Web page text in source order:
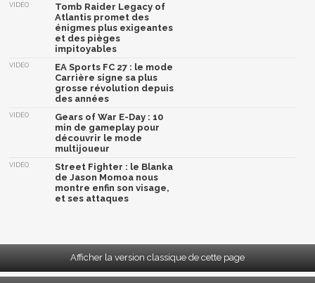
VIDÉO
Tomb Raider Legacy of
Atlantis promet des
énigmes plus exigeantes
et des pièges
impitoyables
VIDÉO
EA Sports FC 27 : le mode
Carrière signe sa plus
grosse révolution depuis
des années
VIDÉO
Gears of War E-Day : 10
min de gameplay pour
découvrir le mode
multijoueur
VIDÉO
Street Fighter : le Blanka
de Jason Momoa nous
montre enfin son visage,
et ses attaques
Afficher la version classique de cette page